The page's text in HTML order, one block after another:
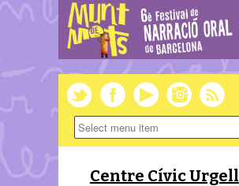
Centre Cívic Urgell